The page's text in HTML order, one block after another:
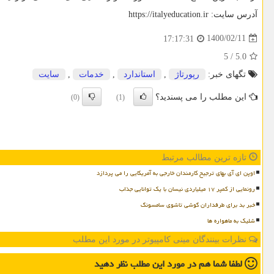
آدرس سایت: https://italyeducation.ir
1400/02/11
17:17:31
5.0
/
5
تگهای خبر:
رپورتاژ , استاندارد , خدمات , سایت
این مطلب را می پسندید؟ (1)
(0)
تازه ترین مطالب مرتبط
اوپن ای آی بهای ترجیح کارمندان خارجی به آمریکایی را می پردازد
رونمایی از کمپر ۱۷ میلیاردی نیسان با یک توانایی جذاب
خبر بد برای طرفداران گوشی تاشوی سامسونگ
شلیک به ماهواره ها
نظرات بینندگان مینی کامپیوتر در مورد این مطلب
لطفا شما همدر مورد این مطلبنظر دهید